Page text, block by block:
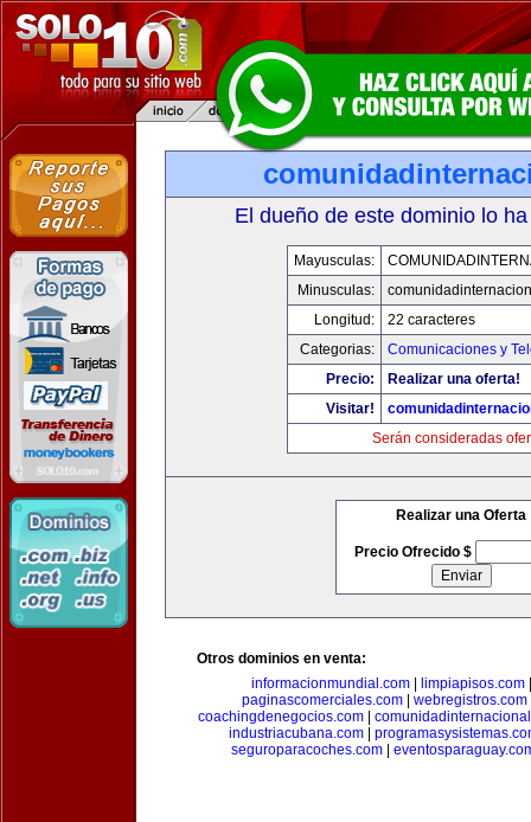
El dueño de este dominio lo
Mayusculas:
Minusculas:
Longitud:
22 caracteres
Categorias:
Comunicaciones y
Precio:
Realizar una oferta!
Visitar!
Serán consideradas
Realizar una Oferta
Precio Ofrecido $
Otros dominios en venta:
informacionmundial.com| limpiapisos.com
paginascomerciales.com| webregistros.com
coachingdenegocios.com
industriacubana.com
seguroparacoches.com|